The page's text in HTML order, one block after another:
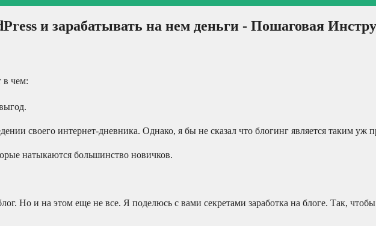
и зарабатывать на нем деньги - Пошаговая
в чем:
своего интернет-дневника. Однако, я бы не сказал что блогинг является таким уж
натыкаются большинство новичков.
Но и на этом еще не все. Я поделюсь с вами секретами заработка на блоге. Так,